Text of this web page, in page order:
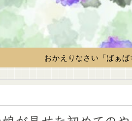
おかえりなさい「ばぁ